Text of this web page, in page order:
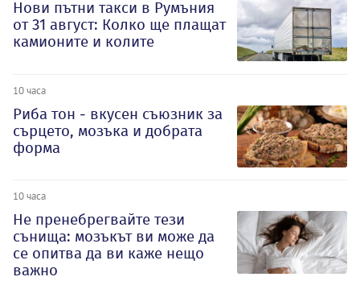
Нови пътни такси в Румъния
от 31 август: Колко ще плащат
камионите и колите
10 часа
Риба тон - вкусен съюзник за
сърцето, мозъка и добрата
форма
10 часа
Не пренебрегвайте тези
сънища: мозъкът ви може да
се опитва да ви каже нещо
важно